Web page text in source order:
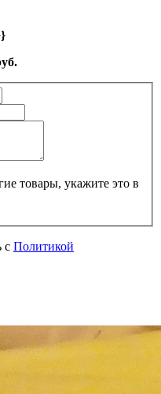
товары, укажите это в
с Политикой